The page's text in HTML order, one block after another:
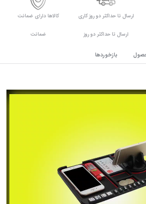
ارسال تا حداکثر دو روز کاری
ارسال تا حداکثر دو روز
کالاها دارای ضمانت
ضمانت
بازخوردها